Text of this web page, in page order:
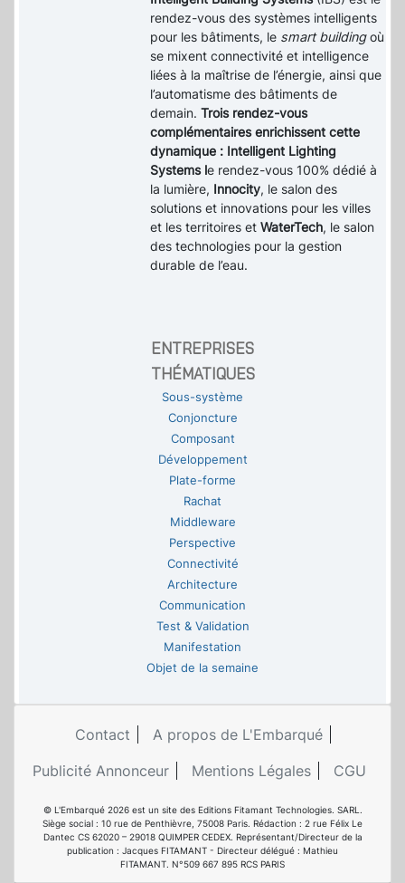
rendez-vous des systèmes intelligents
pour les bâtiments, le smart buildingoù
se mixent connectivité et intelligence
liées à la maîtrise de l’énergie, ainsi que
l’automatisme des bâtiments de
demain.Trois rendez-vous
complémentaires enrichissent cette
dynamique : Intelligent Lighting
Systems le rendez-vous 100% dédié à
la lumière, Innocity, le salon des
solutions et innovations pour les villes
et les territoires etWaterTech, le salon
des technologies pour la gestion
durable de l’eau.
ENTREPRISES
THÉMATIQUES
Sous-système
Conjoncture
Composant
Développement
Plate-forme
Rachat
Middleware
Perspective
Connectivité
Architecture
Communication
Test & Validation
Manifestation
Objet de la semaine
Contact
A propos de L'Embarqué
Publicité Annonceur
Mentions Légales CGU
© L'Embarqué 2026 est un site des Editions Fitamant Technologies. SARL.
Siège social : 10 rue de Penthièvre, 75008 Paris. Rédaction : 2 rue Félix Le
Dantec CS 62020 – 29018 QUIMPER CEDEX. Représentant/Directeur de la
publication : Jacques FITAMANT - Directeur délégué : Mathieu
FITAMANT. N°509 667 895 RCS PARIS